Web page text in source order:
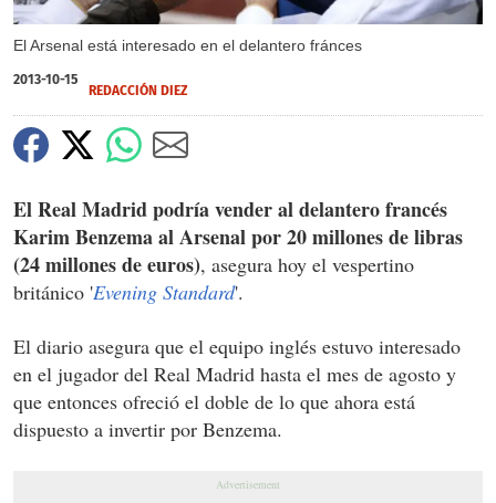
El Arsenal está interesado en el delantero fránces
2013-10-15
REDACCIÓN DIEZ
El Real Madrid podría vender al delantero francés
Karim Benzema al Arsenal por 20 millones de libras
(24 millones de euros), asegura hoy el vespertino
británico 'Evening Standard'.
El diario asegura que el equipo inglés estuvo interesado
en el jugador del Real Madrid hasta el mes de agosto y
que entonces ofreció el doble de lo que ahora está
dispuesto a invertir por Benzema.